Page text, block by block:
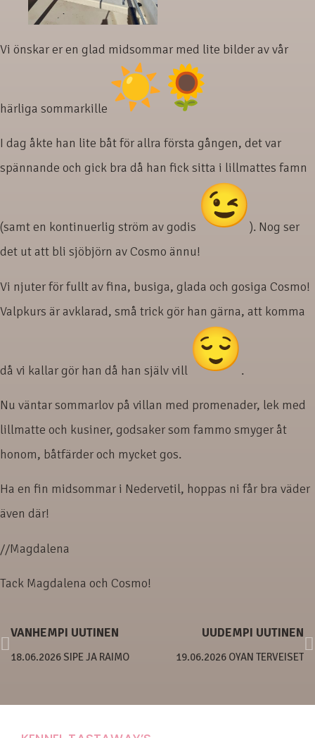
Vi önskar er en glad midsommar med lite bilder av vår
härliga sommarkille
I dag åkte han lite båt för allra första gången, det var
spännande och gick bra då han fick sitta i lillmattes famn
(samt en kontinuerlig ström av godis
). Nog ser
det ut att bli sjöbjörn av Cosmo ännu!
Vi njuter för fullt av fina, busiga, glada och gosiga Cosmo!
Valpkurs är avklarad, små trick gör han gärna, att komma
då vi kallar gör han då han själv vill .
Nu väntar sommarlov på villan med promenader, lek med
lillmatte och kusiner, godsaker som fammo smyger åt
honom, båtfärder och mycket gos.
Ha en fin midsommar i Nedervetil, hoppas ni får bra väder
även där!
//Magdalena
Tack Magdalena och Cosmo!
VANHEMPI UUTINEN
18.06.2026 SIPE JA RAIMO
UUDEMPI UUTINEN
19.06.2026 OYAN TERVEISET